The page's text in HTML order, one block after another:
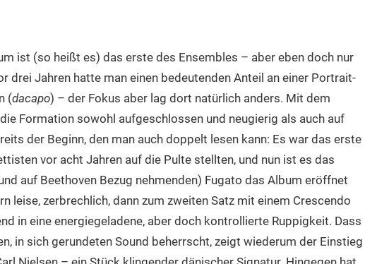
ist (so heißt es) das erste des Ensembles – aber eben doch nur
drei Jahren hatte man einen bedeutenden Anteil an einer Portrait-
(dacapo) – der Fokus aber lag dort natürlich anders. Mit dem
Formation sowohl aufgeschlossen und neugierig als auch auf
der Beginn, den man auch doppelt lesen kann: Es war das erste
vor acht Jahren auf die Pulte stellten, und nun ist es das
auf Beethoven Bezug nehmenden) Fugato das Album eröffnet
leise, zerbrechlich, dann zum zweiten Satz mit einem Crescendo
in eine energiegeladene, aber doch kontrollierte Ruppigkeit. Dass
in sich gerundeten Sound beherrscht, zeigt wiederum der Einstieg